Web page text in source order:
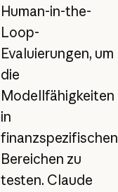
Human-in-the-
Loop-
Evaluierungen, um
die
Modellfähigkeiten
in
finanzspezifischen
Bereichen zu
testen. Claude